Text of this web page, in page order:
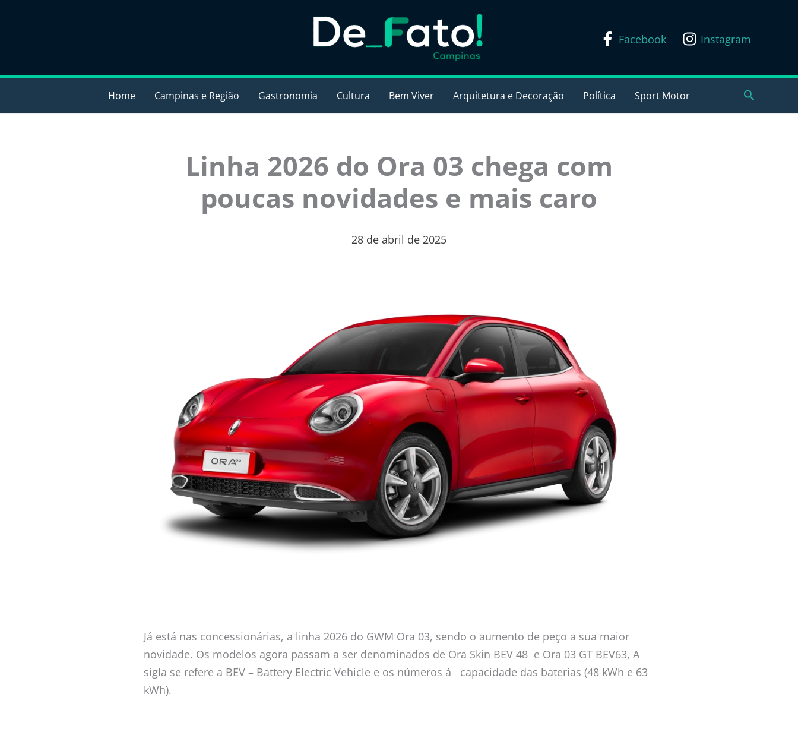
Facebook Instagram
Home Campinas e Região Gastronomia Cultura Bem Viver Arquitetura e Decoração Política Sport Motor Pesquisar
Linha 2026 do Ora 03 chega com
poucas novidades e mais caro
28 de abril de 2025
Já está nas concessionárias, a linha 2026 do GWM Ora 03, sendo o aumento de peço a sua maior
novidade. Os modelos agora passam a ser denominados de Ora Skin BEV 48 e Ora 03 GT BEV63, A
sigla se refere a BEV – Battery Electric Vehicle e os números á capacidade das baterias (48 kWh e 63
kWh).